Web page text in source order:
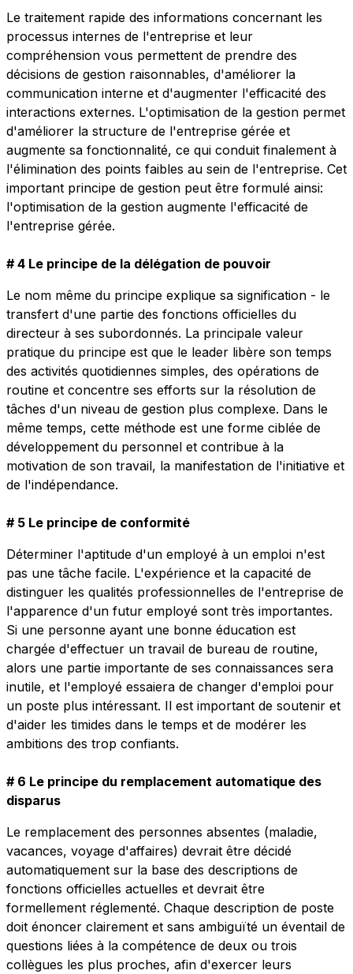
Le traitement rapide des informations concernant les
processus internes de l'entreprise et leur
compréhension vous permettent de prendre des
décisions de gestion raisonnables, d'améliorer la
communication interne et d'augmenter l'efficacité des
interactions externes. L'optimisation de la gestion permet
d'améliorer la structure de l'entreprise gérée et
augmente sa fonctionnalité, ce qui conduit finalement à
l'élimination des points faibles au sein de l'entreprise. Cet
important principe de gestion peut être formulé ainsi:
l'optimisation de la gestion augmente l'efficacité de
l'entreprise gérée.
# 4 Le principe de la délégation de pouvoir
Le nom même du principe explique sa signification - le
transfert d'une partie des fonctions officielles du
directeur à ses subordonnés. La principale valeur
pratique du principe est que le leader libère son temps
des activités quotidiennes simples, des opérations de
routine et concentre ses efforts sur la résolution de
tâches d'un niveau de gestion plus complexe. Dans le
même temps, cette méthode est une forme ciblée de
développement du personnel et contribue à la
motivation de son travail, la manifestation de l'initiative et
de l'indépendance.
# 5 Le principe de conformité
Déterminer l'aptitude d'un employé à un emploi n'est
pas une tâche facile. L'expérience et la capacité de
distinguer les qualités professionnelles de l'entreprise de
l'apparence d'un futur employé sont très importantes.
Si une personne ayant une bonne éducation est
chargée d'effectuer un travail de bureau de routine,
alors une partie importante de ses connaissances sera
inutile, et l'employé essaiera de changer d'emploi pour
un poste plus intéressant. Il est important de soutenir et
d'aider les timides dans le temps et de modérer les
ambitions des trop confiants.
# 6 Le principe du remplacement automatique des
disparus
Le remplacement des personnes absentes (maladie,
vacances, voyage d'affaires) devrait être décidé
automatiquement sur la base des descriptions de
fonctions officielles actuelles et devrait être
formellement réglementé. Chaque description de poste
doit énoncer clairement et sans ambiguïté un éventail de
questions liées à la compétence de deux ou trois
collègues les plus proches, afin d'exercer leurs